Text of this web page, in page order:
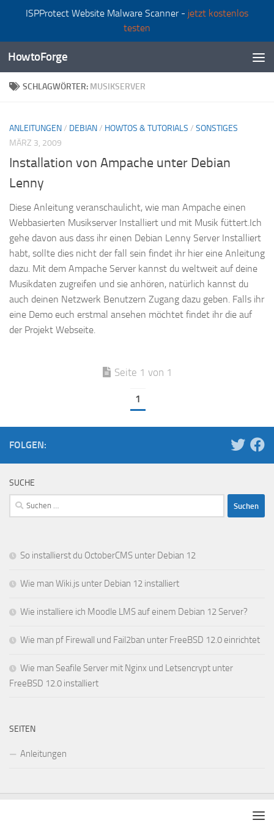
ISPProtect Website Malware Scanner - jetzt kostenlos
testen
Zum Inhalt springen
HowtoForge
SCHLAGWÖRTER: MUSIKSERVER
ANLEITUNGEN/ DEBIAN/ HOWTOS & TUTORIALS / SONSTIGES
MÄRZ 3, 2009
Installation von Ampache unter Debian
Lenny
Diese Anleitung veranschaulicht, wie man Ampache einen
Webbasierten Musikserver Installiert und mit Musik füttert.Ich
gehe davon aus dass ihr einen Debian Lenny Server Installiert
habt, sollte dies nicht der fall sein findet ihr hier eine Anleitung
dazu. Mit dem Ampache Server kannst du weltweit auf deine
Musikdaten zugreifen und sie anhören, natürlich kannst du
auch deinen Netzwerk Benutzern Zugang dazu geben. Falls ihr
eine Demo euch erstmal ansehen möchtet findet ihr die auf
der Projekt Webseite.
Seite 1 von 1
1
FOLGEN:
SUCHE
Suchen
nach:
So installierst du OctoberCMS unter Debian 12
Wie man Wiki.js unter Debian 12 installiert
Wie installiere ich Moodle LMS auf einem Debian 12 Server?
Wie man pf Firewall und Fail2ban unter FreeBSD 12.0 einrichtet
Wie man Seafile Server mit Nginx und Letsencrypt unter
FreeBSD 12.0 installiert
SEITEN
Anleitungen